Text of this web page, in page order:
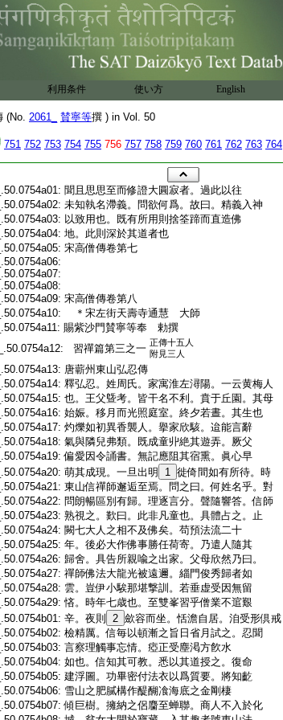
利用条件 使い方 English
(No. 2061_ 賛寧等撰 ) in Vol. 50
751 752 753 754 755 756 757 758 759 760 761 762 763 764
聞且思思至而修證大圓寂者。過此以往
未知執名滯義。問欲何爲。故曰。精義入神
以致用也。既有所用則捨筌蹄而直造佛
地。此則深於其道者也
宋高僧傳卷第七
宋高僧傳卷第八
＊宋左街天壽寺通慧 大師
賜紫沙門賛寧等奉 勅撰
習禪篇第三之一 正傳十五人
附見三人
唐蘄州東山弘忍傳
釋弘忍。姓周氏。家寓淮左潯陽。一云黄梅人
也。王父曁考。皆干名不利。賁于丘園。其母
始娠。移月而光照庭室。終夕若晝。其生也
灼爍如初異香襲人。擧家欣駭。迨能言辭
氣與隣兒弗類。既成童丱絶其遊弄。厥父
偏愛因令誦書。無記應阻其宿熏。眞心早
萌其成現。一旦出明 1 徙倚間如有所待。時
東山信禪師邂逅至焉。問之曰。何姓名乎。對
問朗暢區別有歸。理逐言分。聲隨響答。信師
熟視之。歎曰。此非凡童也。具體占之。止
闕七大人之相不及佛矣。苟預法流二十
年。後必大作佛事勝任荷寄。乃遣人隨其
歸舍。具告所親喩之出家。父母欣然乃曰。
禪師佛法大龍光被遠邇。緇門俊秀歸者如
雲。豈伊小騃那堪撃訓。若垂虚受因無留
悋。時年七歳也。至雙峯習乎僧業不逭艱
辛。夜則 2 歛容而坐。恬澹自居。洎受形倶戒
檢精厲。信毎以頓漸之旨日省月試之。忍聞
言察理觸事忘情。瘂正受塵渇方飮水
如也。信知其可教。悉以其道授之。復命
建浮圖。功畢密付法衣以爲質要。將知齕
雪山之肥膩構作醍醐飡海底之金剛棲
傾巨樹。擁納之侶麕至蝉聯。商人不入於化